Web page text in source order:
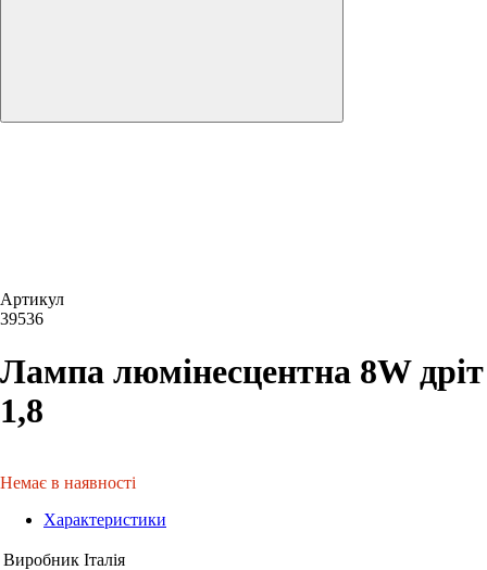
Артикул
39536
Лампа люмінесцентна 8W дріт
1,8
Немає в наявності
Характеристики
Виробник Італія